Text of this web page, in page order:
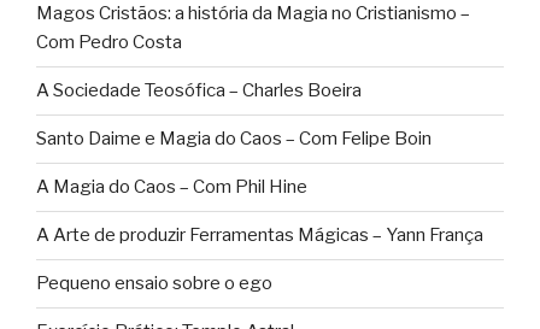
Magos Cristãos: a história da Magia no Cristianismo –
Com Pedro Costa
A Sociedade Teosófica – Charles Boeira
Santo Daime e Magia do Caos – Com Felipe Boin
A Magia do Caos – Com Phil Hine
A Arte de produzir Ferramentas Mágicas – Yann França
Pequeno ensaio sobre o ego